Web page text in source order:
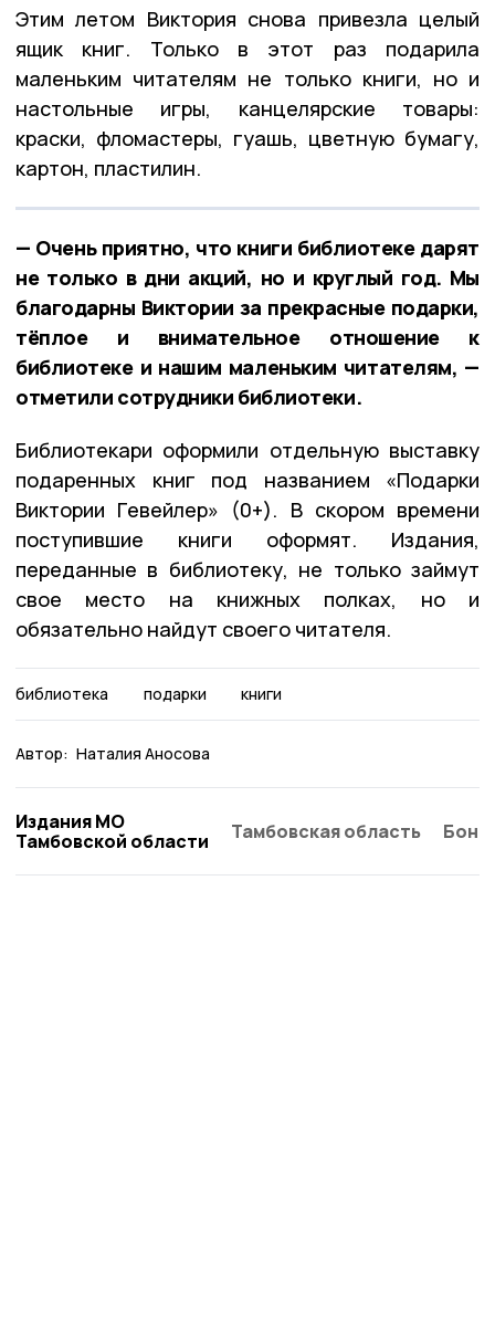
Этим летом Виктория снова привезла целый
ящик книг. Только в этот раз подарила
маленьким читателям не только книги, но и
настольные игры, канцелярские товары:
краски, фломастеры, гуашь, цветную бумагу,
картон, пластилин.
— Очень приятно, что книги библиотеке дарят
не только в дни акций, но и круглый год. Мы
благодарны Виктории за прекрасные подарки,
тёплое и внимательное отношение к
библиотеке и нашим маленьким читателям, —
отметили сотрудники библиотеки.
Библиотекари оформили отдельную выставку
подаренных книг под названием «Подарки
Виктории Гевейлер» (0+). В скором времени
поступившие книги оформят. Издания,
переданные в библиотеку, не только займут
свое место на книжных полках, но и
обязательно найдут своего читателя.
библиотека подарки книги
Автор: Наталия Аносова
Издания МО
Тамбовской области
Тамбовская область